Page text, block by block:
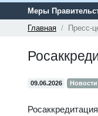
Меры
Главная
Пресс-
09.06.2026 Новости